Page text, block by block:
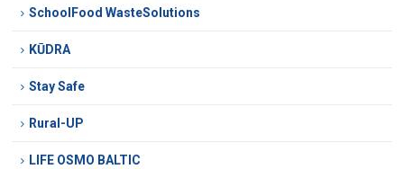
SchoolFood WasteSolutions
KŪDRA
Stay Safe
Rural-UP
LIFE OSMO BALTIC